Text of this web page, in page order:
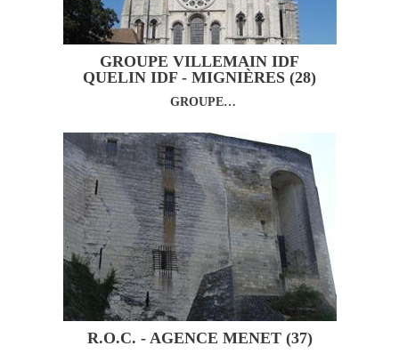
GROUPE VILLEMAIN IDF
QUELIN IDF - MIGNIÈRES (28)
GROUPE…
R.O.C. - AGENCE MENET (37)